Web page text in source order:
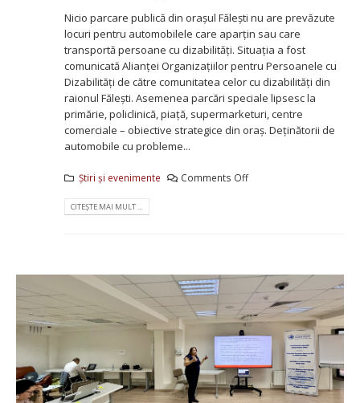
Nicio parcare publică din orașul Fălești nu are prevăzute
locuri pentru automobilele care aparțin sau care
transportă persoane cu dizabilități. Situația a fost
comunicată Alianței Organizațiilor pentru Persoanele cu
Dizabilități de către comunitatea celor cu dizabilități din
raionul Fălești. Asemenea parcări speciale lipsesc la
primărie, policlinică, piață, supermarketuri, centre
comerciale – obiective strategice din oraș. Deținătorii de
automobile cu probleme...
Știri și evenimente Comments Off
CITEȘTE MAI MULT ...